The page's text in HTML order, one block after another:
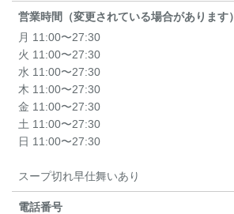
営業時間（変更されている場合があります）
月 11:00〜27:30
火 11:00〜27:30
水 11:00〜27:30
木 11:00〜27:30
金 11:00〜27:30
土 11:00〜27:30
日 11:00〜27:30
スープ切れ早仕舞いあり
電話番号